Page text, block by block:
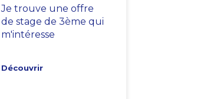
Je trouve une offre
de stage de 3ème qui
m'intéresse
Découvrir